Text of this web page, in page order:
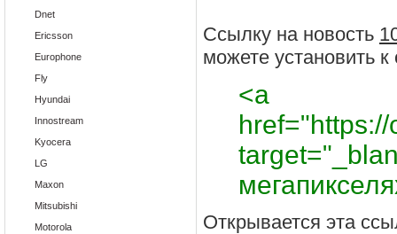
Dnet
Ericsson
Europhone
Fly
Hyundai
Innostream
Kyocera
LG
Maxon
Mitsubishi
Motorola
Ссылку на новость
можете установить
<a
Открывается эта